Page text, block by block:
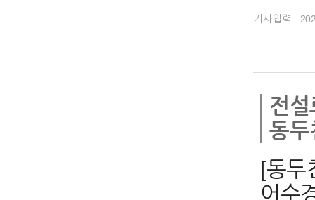
기사입력 :
전
동
[동두
어수